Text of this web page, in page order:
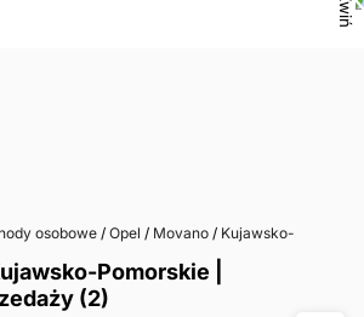
osobowe/ Opel / Movano / Kujawsko-
Pomorskie |
(2)